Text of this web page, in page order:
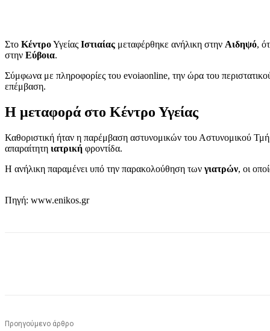
Στο ΚέντροΥγείας Ιστιαίας μεταφέρθηκε ανήλικη στην Αιδηψό,
στην Εύβοια.
Σύμφωνα με πληροφορίες του evoiaonline, την ώρα του
επέμβαση.
Η μεταφορά στο Κέντρο Υγείας
Καθοριστική ήταν η παρέμβαση αστυνομικών του Αστυνομικού
απαραίτητη ιατρική φροντίδα.
Η ανήλικη παραμένει υπό την παρακολούθηση των γιατρών, οι
Πηγή: www.enikos.gr
Προηγούμενο άρθρο